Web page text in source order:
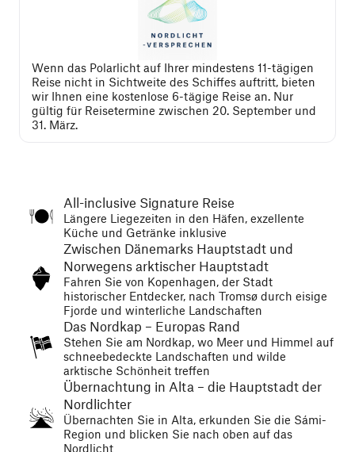
Wenn das Polarlicht auf Ihrer mindestens 11-tägigen
Reise nicht in Sichtweite des Schiffes auftritt, bieten
wir Ihnen eine kostenlose 6-tägige Reise an. Nur
gültig für Reisetermine zwischen 20. September und
31. März.
All-inclusive Signature Reise
Längere Liegezeiten in den Häfen, exzellente
Küche und Getränke inklusive
Zwischen Dänemarks Hauptstadt und
Norwegens arktischer Hauptstadt
Fahren Sie von Kopenhagen, der Stadt
historischer Entdecker, nach Tromsø durch eisige
Fjorde und winterliche Landschaften
Das Nordkap – Europas Rand
Stehen Sie am Nordkap, wo Meer und Himmel auf
schneebedeckte Landschaften und wilde
arktische Schönheit treffen
Übernachtung in Alta – die Hauptstadt der
Nordlichter
Übernachten Sie in Alta, erkunden Sie die Sámi-
Region und blicken Sie nach oben auf das
Nordlicht